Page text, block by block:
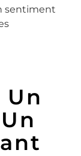
sentiment